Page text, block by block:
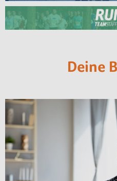
Deine